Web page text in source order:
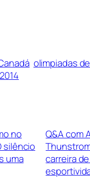
olimpiadas
no
silêncio
uma
Q&A com
carreira